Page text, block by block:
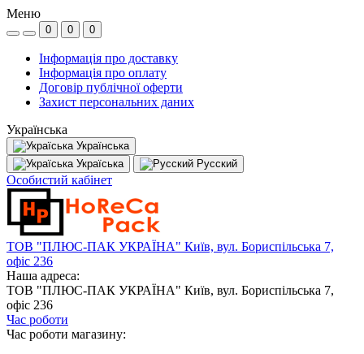
Меню
0 0 0
Інформація про доставку
Інформація про оплату
Договір публічної оферти
Захист персональних даних
Українська
Українська
Україська
Русский
Особистий кабінет
ТОВ "ПЛЮС-ПАК УКРАЇНА" Київ, вул. Бориспільська 7,
офіс 236
Наша адреса:
ТОВ "ПЛЮС-ПАК УКРАЇНА" Київ, вул. Бориспільська 7,
офіс 236
Час роботи
Час роботи магазину: